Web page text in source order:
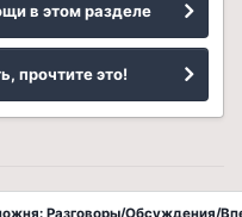
в этом разделе
прочтите это!